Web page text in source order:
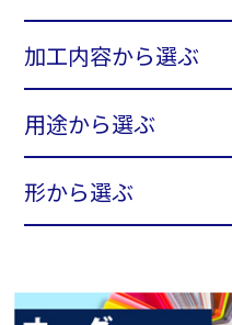
加工内容から選ぶ
用途から選ぶ
形から選ぶ